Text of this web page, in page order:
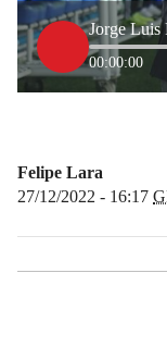
00:00:00
Felipe Lara
27/12/2022 - 16:17